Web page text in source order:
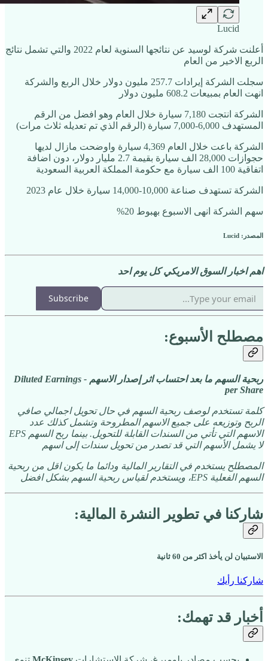
Lucid
أعلنت شركة لوسيد عن نتائجها السنوية لعام 2022 والتي تشمل نتائج
الربع الاخير من العام
سجلت الشركة إيرادات 257.7 مليون دولار خلال الربع والشركة
انهت العام بمبيعات 608.2 مليون دولار
الشركة انتجت 7,180 سيارة خلال العام وهو افضل من الرقم
المستهدف 6,000-7,000 سيارة (الرقم الذي تم تعديله ثلاث مرات)
الشركة باعت خلال العام 4,369 سيارة واوضحت مازال لديها
حجوازات 28,000 الف سيارة بقيمة 2.7 مليار دولار، دون اضافة
اتفاقية 100 الف سيارة مع حكومة المملكة العربية السعودية
الشركة تستهدف صناعة 10,000-14,000 سيارة خلال عام 2023
سهم الشركة انهى الاسبوع بهبوط 20%
المصدر: Lucid
اهم اخبار السوق الامريكي كل يوم احد
Subscribe
مصطلح الأسبوع:
ربحية السهم ما بعد احتساب اثر إصدار الاسهم - Diluted Earnings
per Share
كلمة تستخدم لوصف ربحية السهم في حال تحويل اجمالي صافي
الربح وتوزيعه على جميع الاسهم المطروحة وتشمل كذلك عدد
الاسهم التي تأتي من السندات القابلة للتحويل. بينما ربح السهم EPS
لا يشمل الأسهم التي قد تصدر من تحويل سندات إلى اسهم
المصطلح يستخدم في التقارير المالية ودائما ما يكون اقل من ربحية
السهم الفعلية EPS، ويستخدم لقياس ربحية السهم بشكل افضل
شاركنا في تطوير النشرة المالية:
الاستبيان لن يأخذ اكثر من 60 ثانية
شاركنا رأيك
أخبار قد تهمك: